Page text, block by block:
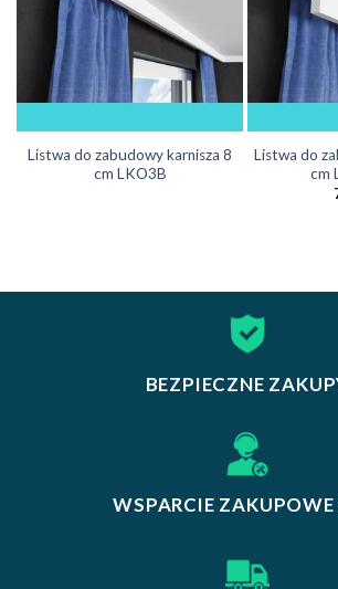
Listwa do zabudowy karnisza 8
cm LKO3B
Listwa do
cm
BEZPIECZNE
WSPARCIE